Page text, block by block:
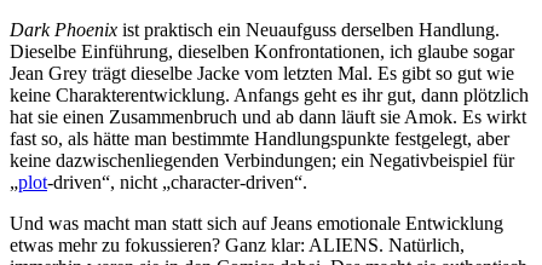
Dark Phoenix ist praktisch ein Neuaufguss derselben Handlung.
Dieselbe Einführung, dieselben Konfrontationen, ich glaube sogar
Jean Grey trägt dieselbe Jacke vom letzten Mal. Es gibt so gut wie
keine Charakterentwicklung. Anfangs geht es ihr gut, dann plötzlich
hat sie einen Zusammenbruch und ab dann läuft sie Amok. Es wirkt
fast so, als hätte man bestimmte Handlungspunkte festgelegt, aber
keine dazwischenliegenden Verbindungen; ein Negativbeispiel für
„plot-driven“, nicht „character-driven“.
Und was macht man statt sich auf Jeans emotionale Entwicklung
etwas mehr zu fokussieren? Ganz klar: ALIENS. Natürlich,